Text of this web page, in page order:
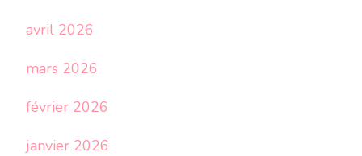
avril 2026
mars 2026
février 2026
janvier 2026